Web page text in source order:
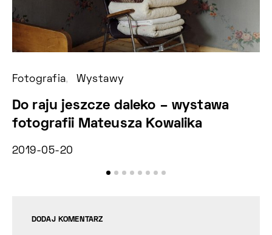
Fotografia Wystawy
Do raju jeszcze daleko – wystawa
fotografii Mateusza Kowalika
2019-05-20
DODAJ KOMENTARZ